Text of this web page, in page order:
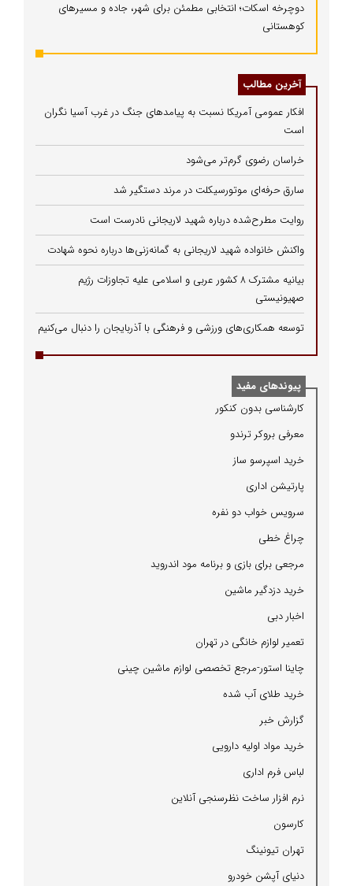
دوچرخه اسکات؛ انتخابی مطمئن برای شهر، جاده و مسیرهای
کوهستانی
آخرین مطالب
افکار عمومی آمریکا نسبت به پیامدهای جنگ در غرب آسیا نگران
است
خراسان رضوی گرم‌تر می‌شود
سارق حرفه‌ای موتورسیکلت در مرند دستگیر شد
روایت مطرح‌شده درباره شهید لاریجانی نادرست است
واکنش خانواده شهید لاریجانی به گمانه‌زنی‌ها درباره نحوه شهادت
بیانیه مشترک ۸ کشور عربی و اسلامی علیه تجاوزات رژیم
صهیونیستی
توسعه همکاری‌های ورزشی و فرهنگی با آذربایجان را دنبال می‌کنیم
پیوندهای مفید
كارشناسی بدون كنكور
معرفی بروكر ترندو
خرید اسپرسو ساز
پارتیشن اداری
سرویس خواب دو نفره
چراغ خطی
مرجعی برای بازی و برنامه مود اندروید
خرید دزدگیر ماشین
اخبار دبی
تعمیر لوازم خانگی در تهران
چاینا استور-مرجع تخصصی لوازم ماشین چینی
خرید طلای آب شده
گزارش خبر
خرید مواد اولیه دارویی
لباس فرم اداری
نرم افزار ساخت نظرسنجی آنلاین
كارسون
تهران تیونینگ
دنیای آپشن خودرو